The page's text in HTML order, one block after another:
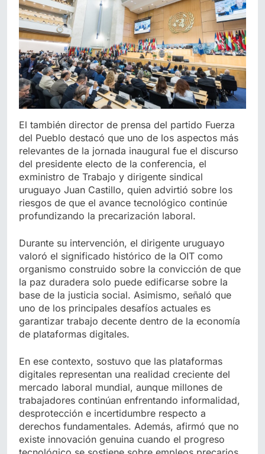
El también director de prensa del partido Fuerza
del Pueblo destacó que uno de los aspectos más
relevantes de la jornada inaugural fue el discurso
del presidente electo de la conferencia, el
exministro de Trabajo y dirigente sindical
uruguayo Juan Castillo, quien advirtió sobre los
riesgos de que el avance tecnológico continúe
profundizando la precarización laboral.
Durante su intervención, el dirigente uruguayo
valoró el significado histórico de la OIT como
organismo construido sobre la convicción de que
la paz duradera solo puede edificarse sobre la
base de la justicia social. Asimismo, señaló que
uno de los principales desafíos actuales es
garantizar trabajo decente dentro de la economía
de plataformas digitales.
En ese contexto, sostuvo que las plataformas
digitales representan una realidad creciente del
mercado laboral mundial, aunque millones de
trabajadores continúan enfrentando informalidad,
desprotección e incertidumbre respecto a
derechos fundamentales. Además, afirmó que no
existe innovación genuina cuando el progreso